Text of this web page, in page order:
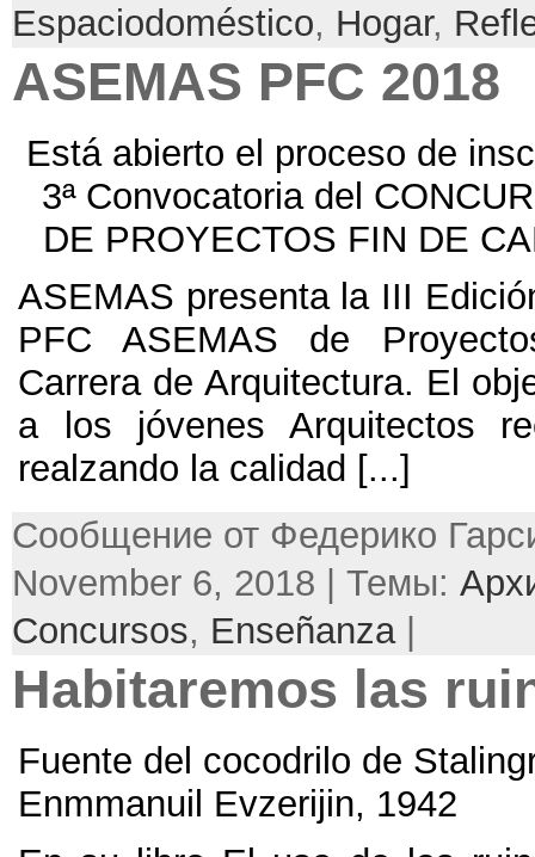
Espaciodoméstico, Hogar,
ASEMAS PFC 2018
Está abierto el proceso de
3ª Convocatoria del
DE PROYECTOS FIN DE
ASEMAS presenta la III
PFC ASEMAS de
Carrera de Arquitectura. El
a los jóvenes Arquitectos
realzando la calidad [...]
Сообщение от Федерико
November 6, 2018 | Темы:
Concursos, Enseñanza|
Habitaremos las
Fuente del cocodrilo de
Enmmanuil Evzerijin, 1942